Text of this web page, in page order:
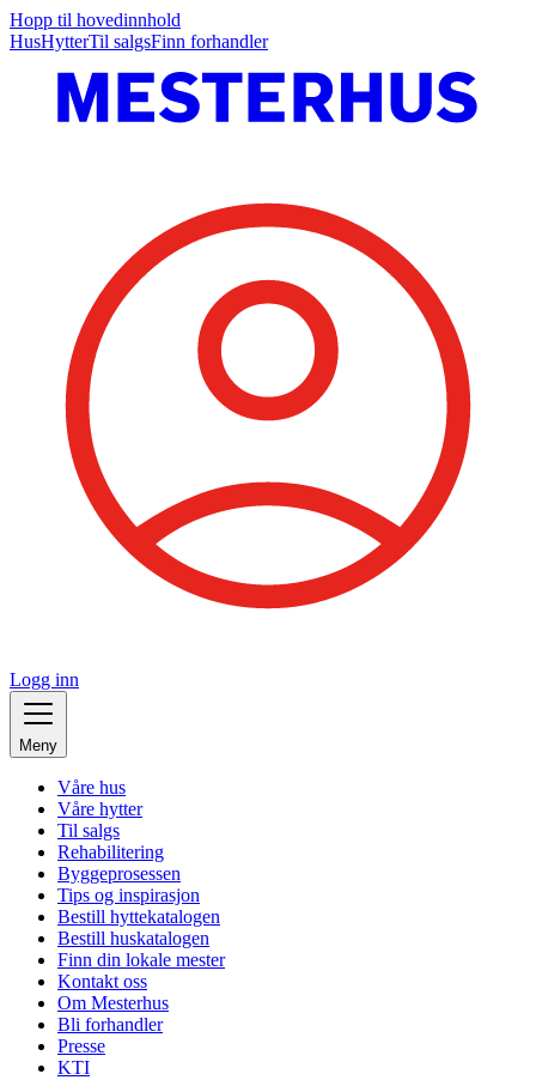
Hopp til hovedinnhold
HusHytterTil salgsFinn forhandler
Logg inn
Meny
Våre hus
Våre hytter
Til salgs
Rehabilitering
Byggeprosessen
Tips og inspirasjon
Bestill hyttekatalogen
Bestill huskatalogen
Finn din lokale mester
Kontakt oss
Om Mesterhus
Bli forhandler
Presse
KTI